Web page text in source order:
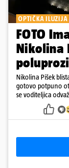
OPTIČKA ILUZIJA
FOTO
Nikolina
Nikolina Pišek
gotovo potpuno
se voditeljica